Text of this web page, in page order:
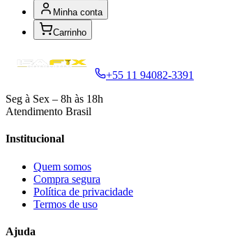
Minha conta
Carrinho
+55 11 94082-3391
Seg à Sex – 8h às 18h
Atendimento Brasil
Institucional
Quem somos
Compra segura
Política de privacidade
Termos de uso
Ajuda